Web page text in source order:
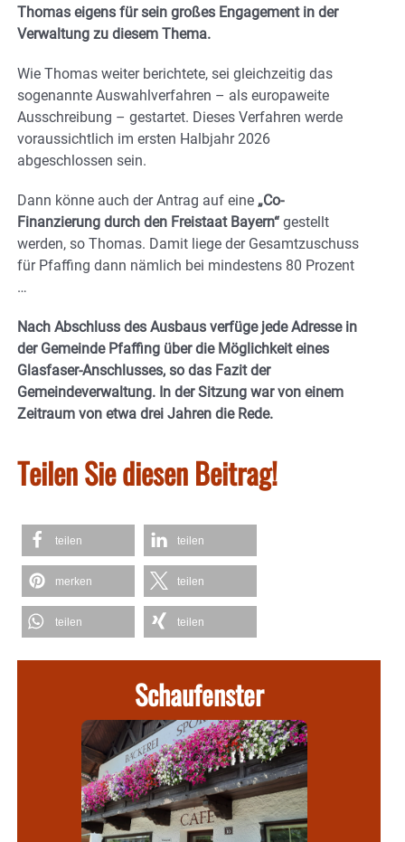
Thomas eigens für sein großes Engagement in der
Verwaltung zu diesem Thema.
Wie Thomas weiter berichtete, sei gleichzeitig das
sogenannte Auswahlverfahren – als europaweite
Ausschreibung – gestartet. Dieses Verfahren werde
voraussichtlich im ersten Halbjahr 2026
abgeschlossen sein.
Dann könne auch der Antrag auf eine „Co-
Finanzierung durch den Freistaat Bayern“ gestellt
werden, so Thomas. Damit liege der Gesamtzuschuss
für Pfaffing dann nämlich bei mindestens 80 Prozent
…
Nach Abschluss des Ausbaus verfüge jede Adresse in
der Gemeinde Pfaffing über die Möglichkeit eines
Glasfaser-Anschlusses, so das Fazit der
Gemeindeverwaltung. In der Sitzung war von einem
Zeitraum von etwa drei Jahren die Rede.
Teilen Sie diesen Beitrag!
teilen teilen
merken teilen
teilen teilen
Schaufenster